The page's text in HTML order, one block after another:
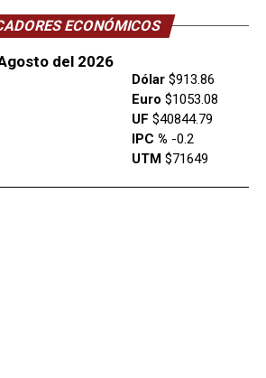
ECONÓMICOS
del 2026
Dólar$913.86
Euro $1053.08
UF $40844.79
IPC % -0.2
UTM$71649